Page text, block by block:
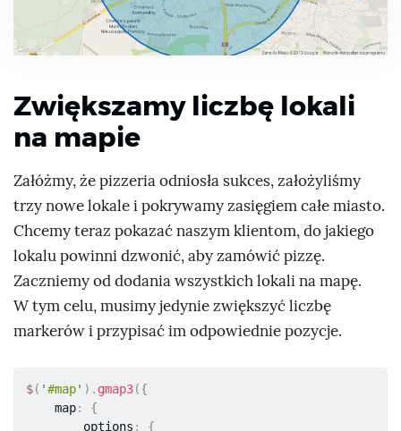
                            options
: { content:
context.data}
}
}
} ,
        values
: [{
            options
: {
                center
53.128381 17.998191
                data
: 'Dowóz gratis!',
                radius
: 1000,
                fillColor
: '#91de58',
                strokeColor
'#58a81d'
}
}, {
                data
                fillColor
Zwiększamy liczbę lokali
na mapie
Załóżmy, że pizzeria odniosła sukces, założyliśmy
trzy nowe lokale i pokrywamy zasięgiem całe miasto.
Chcemy teraz pokazać naszym klientom, do jakiego
lokalu powinni dzwonić, aby zamówić pizzę.
Zaczniemy od dodania wszystkich lokali na mapę.
W tym celu, musimy jedynie zwiększyć liczbę
markerów i przypisać im odpowiednie pozycje.
$( '#map' ) .gmap3({
    map
:
{
        options
: {